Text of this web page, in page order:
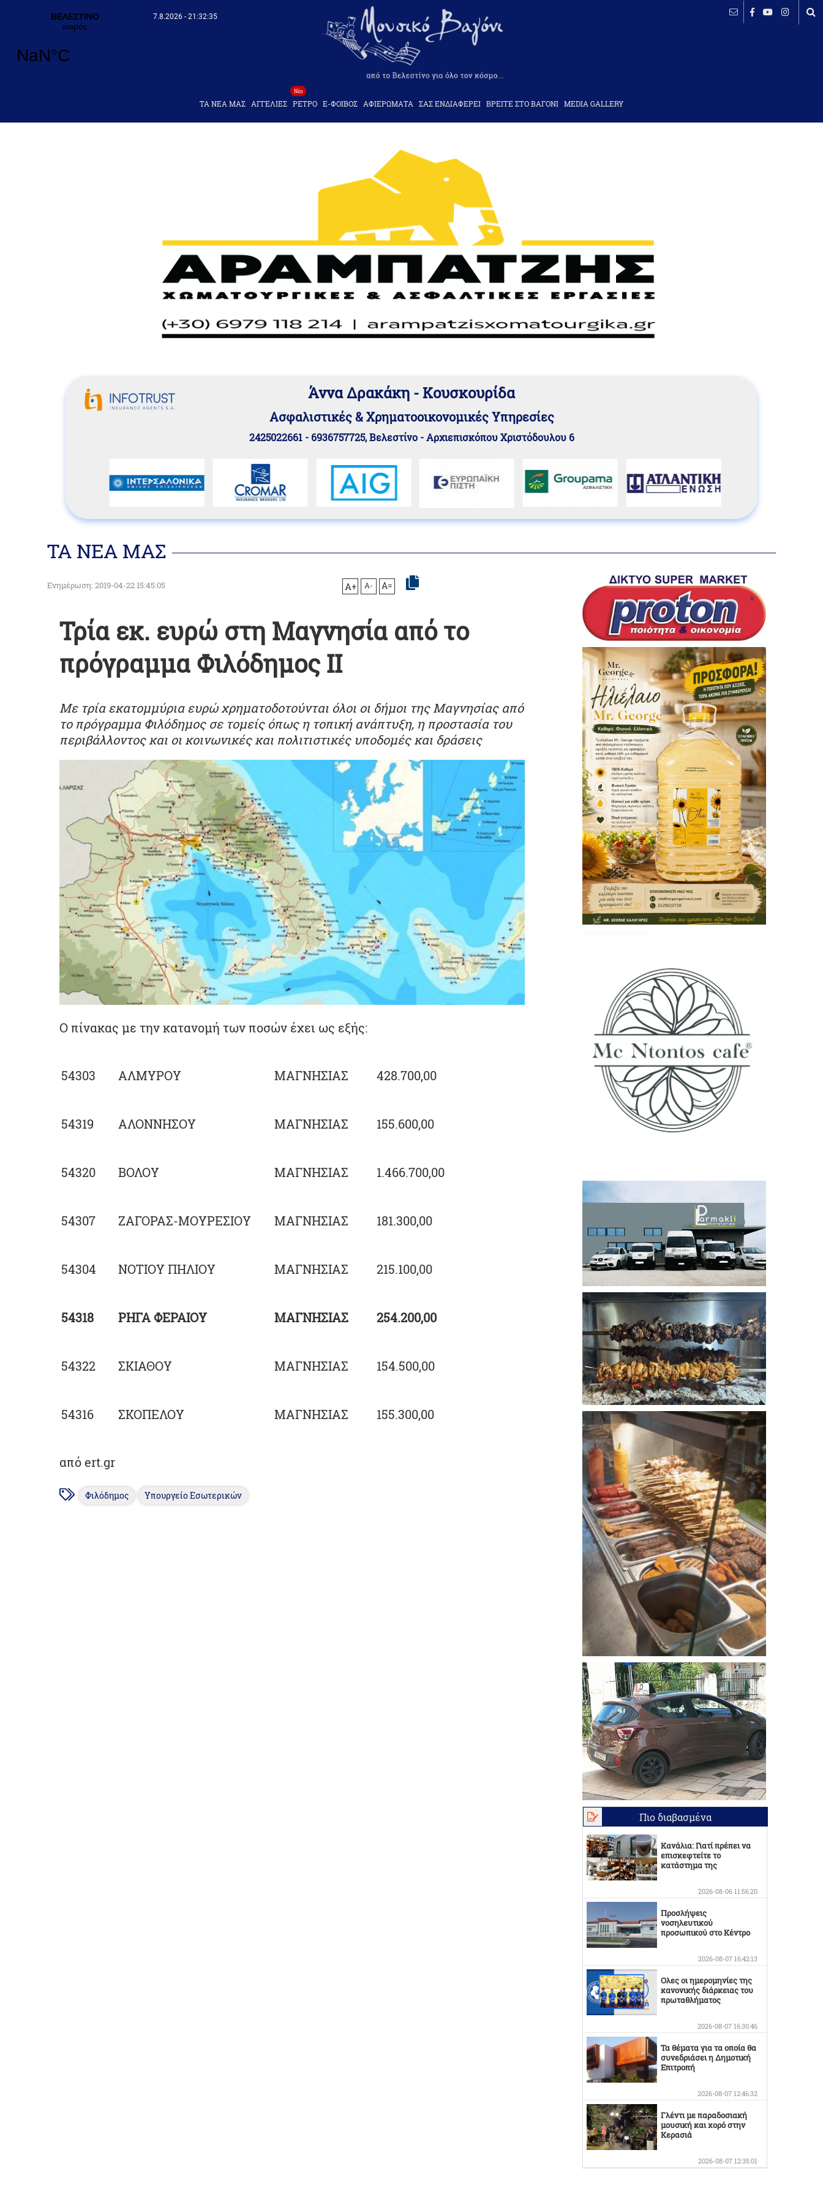
7.8.2026 - 21:32:36
ΤΑ ΝΕΑ ΜΑΣ AΓΓΕΛΙΕΣ
Νέο
ΡΕΤΡΟ Ε-ΦΟΙΒΟΣ ΑΦΙΕΡΩΜΑΤΑ ΣΑΣ ΕΝΔΙΑΦΕΡΕΙ ΒΡΕΙΤΕ ΣΤΟ ΒΑΓΟΝΙ MEDIA GALLERY
Άννα Δρακάκη - Κουσκουρίδα
Aσφαλιστικές & Χρηματοοικονομικές Υπηρεσίες
2425022661 - 6936757725, Βελεστίνο - Αρχιεπισκόπου Χριστόδουλου 6
ΤΑ ΝΕΑ ΜΑΣ
Ενημέρωση: 2019-04-22 15:45:05 A+ A- A=
Τρία εκ. ευρώ στη Μαγνησία από το
πρόγραμμα Φιλόδημος ΙΙ
Με τρία εκατομμύρια ευρώ χρηματοδοτούνται όλοι οι δήμοι της Μαγνησίας από
το πρόγραμμα Φιλόδημος σε τομείς όπως η τοπική ανάπτυξη, η προστασία του
περιβάλλοντος και οι κοινωνικές και πολιτιστικές υποδομές και δράσεις
Ο πίνακας με την κατανομή των ποσών έχει ως εξής:
54303 ΑΛΜΥΡΟΥ ΜΑΓΝΗΣΙΑΣ 428.700,00
54319 ΑΛΟΝΝΗΣΟΥ ΜΑΓΝΗΣΙΑΣ 155.600,00
54320 ΒΟΛΟΥ ΜΑΓΝΗΣΙΑΣ 1.466.700,00
54307 ΖΑΓΟΡΑΣ-ΜΟΥΡΕΣΙΟΥ ΜΑΓΝΗΣΙΑΣ 181.300,00
54304 ΝΟΤΙΟΥ ΠΗΛΙΟΥ ΜΑΓΝΗΣΙΑΣ 215.100,00
54318 ΡΗΓΑ ΦΕΡΑΙΟΥ ΜΑΓΝΗΣΙΑΣ 254.200,00
54322 ΣΚΙΑΘΟΥ ΜΑΓΝΗΣΙΑΣ 154.500,00
54316 ΣΚΟΠΕΛΟΥ ΜΑΓΝΗΣΙΑΣ 155.300,00
από ert.gr
Φιλόδημος Υπουργείο Εσωτερικών
Πιο διαβασμένα
Κανάλια: Γιατί πρέπει να
επισκεφτείτε το
κατάστημα της
2026-08-06 11:56:20
Προσλήψεις
νοσηλευτικού
προσωπικού στο Κέντρο
2026-08-07 16:42:13
Ολες οι ημερομηνίες της
κανονικής διάρκειας του
πρωταθλήματος
2026-08-07 16:30:46
Τα θέματα για τα οποία θα
συνεδριάσει η Δημοτική
Επιτροπή
2026-08-07 12:46:32
Γλέντι με παραδοσιακή
μουσική και χορό στην
Κερασιά
2026-08-07 12:35:01